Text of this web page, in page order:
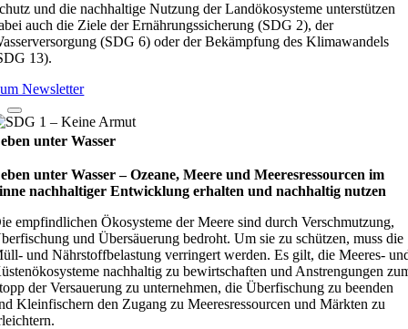
und die nachhaltige Nutzung der Landökosysteme unterstützen
auch die Ziele der Ernährungssicherung (SDG 2), der
(SDG 6) oder der Bekämpfung des Klimawandels
13).
Newsletter
unter Wasser
unter Wasser – Oze­ane, Meere und Mee­res­res­sour­cen im
nach­hal­ti­ger Ent­wick­lung erhal­ten und nach­hal­tig nut­zen
empfindlichen Ökosysteme der Meere sind durch Verschmutzung,
und Übersäuerung bedroht. Um sie zu schützen, muss die
und Nährstoffbelastung verringert werden. Es gilt, die Meeres-
nachhaltig zu bewirtschaften und Anstrengungen
der Versauerung zu unternehmen, die Überfischung zu beenden
Kleinfischern den Zugang zu Meeresressourcen und Märkten zu